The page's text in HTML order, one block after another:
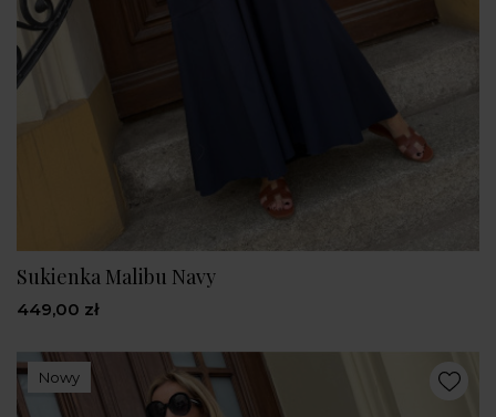
Sukienka Malibu Navy
449,00 zł
Nowy